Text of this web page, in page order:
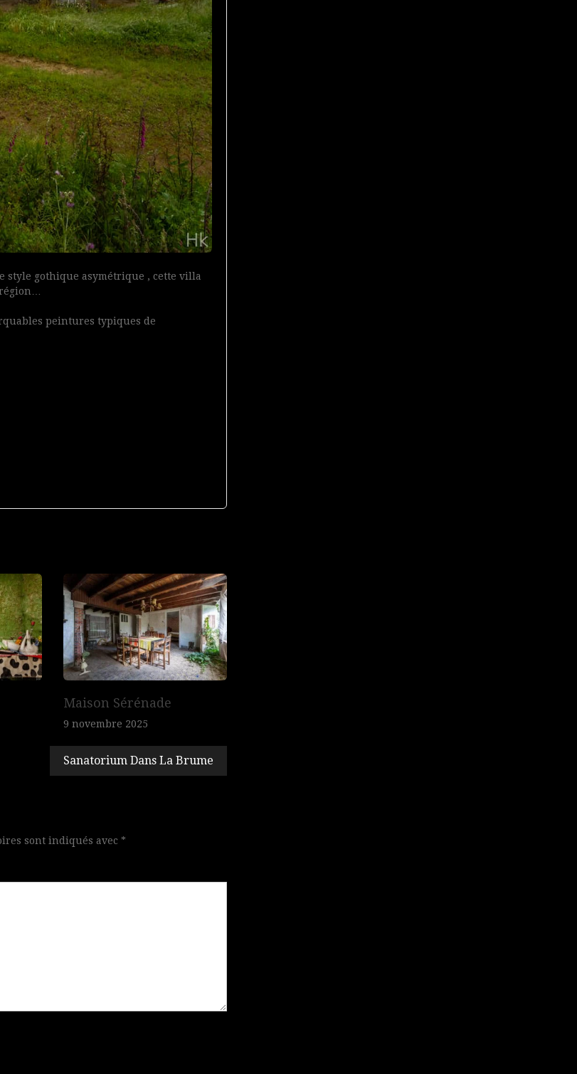
style gothique asymétrique , cette villa
peintures typiques de
Maison Sérénade
9 novembre 2025
Sanatorium Dans La Brume
sont indiqués avec *